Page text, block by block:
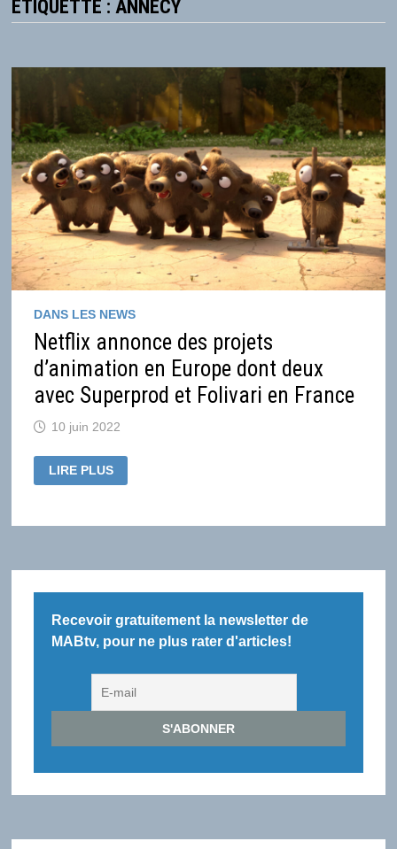
ÉTIQUETTE : ANNECY
DANS LES NEWS
Netflix annonce des projets
d’animation en Europe dont deux
avec Superprod et Folivari en France
10 juin 2022
NETFLIX
ANNONCE
EN
SUPERPROD
FOLIVARI
EN
FRANCE
LIRE PLUS
Recevoir gratuitement la newsletter de
MABtv, pour ne plus rater d'articles!